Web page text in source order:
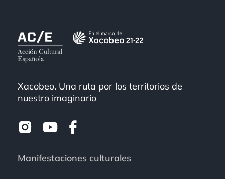
Xacobeo. Una ruta por los territorios de
nuestro imaginario
Manifestaciones culturales